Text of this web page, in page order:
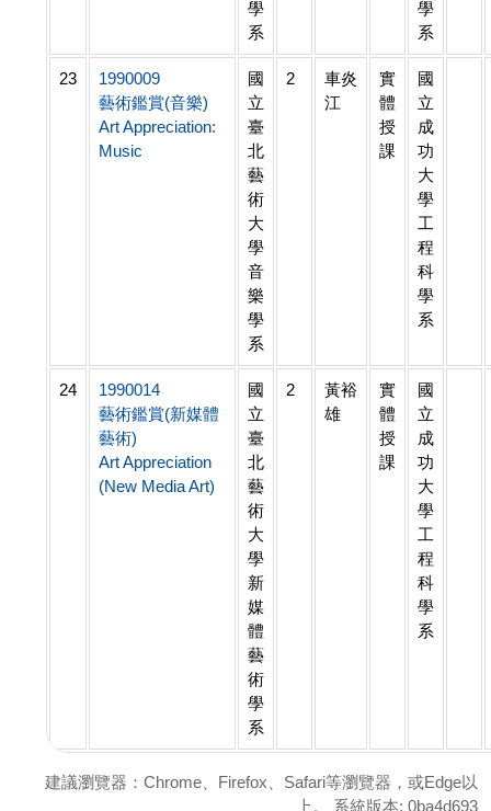
學
系
學
系
23
1990009
藝術鑑賞(音樂)
Art Appreciation:
Music
國
立
臺
北
藝
術
大
學
音
樂
學
系
2
車炎
江
實
體
授
課
國
立
成
功
大
學
工
程
科
學
系
24
1990014
藝術鑑賞(新媒體
藝術)
Art Appreciation
(New Media Art)
國
立
臺
北
藝
術
大
學
新
媒
體
藝
術
學
系
2
黃裕
雄
實
體
授
課
國
立
成
功
大
學
工
程
科
學
系
建議瀏覽器：Chrome、Firefox、Safari等瀏覽器，或Edge以
上。 系統版本: 0ba4d693